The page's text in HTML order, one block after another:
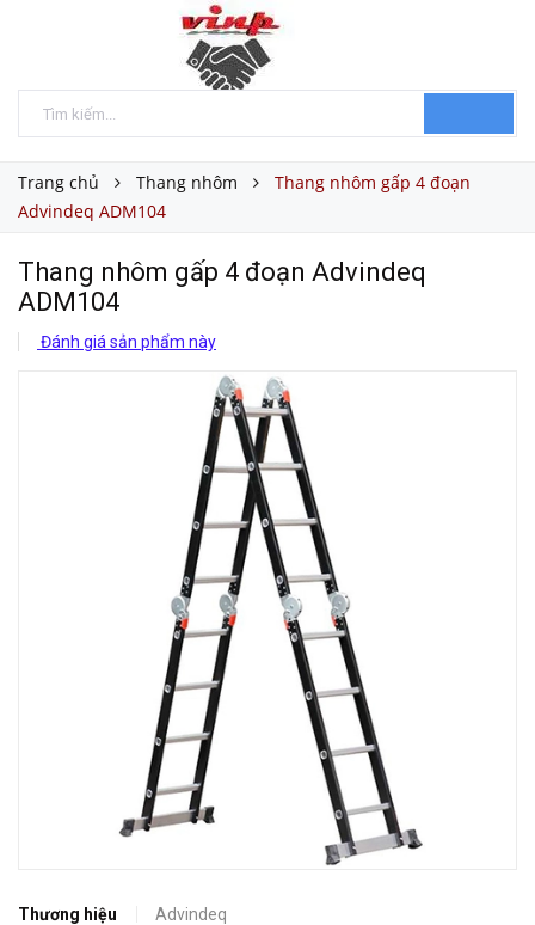
Trang chủ Thang nhôm
Thang nhôm gấp 4 đoạn
Advindeq ADM104
Thang nhôm gấp 4 đoạn Advindeq
ADM104
Đánh giá sản phẩm này
Thương hiệu
Advindeq